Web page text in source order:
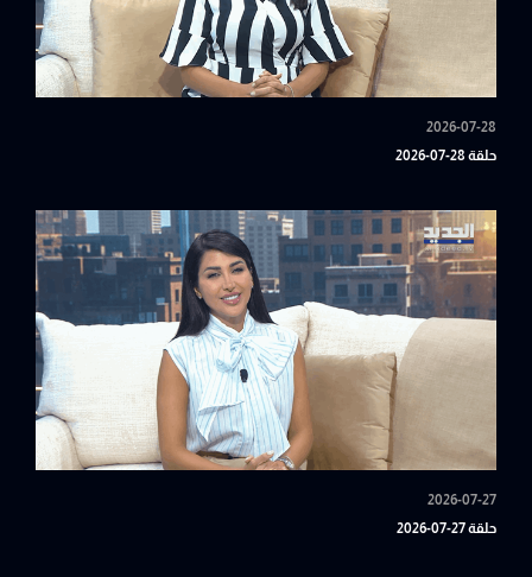
2026-07-28
حلقة 28-07-2026
2026-07-27
حلقة 27-07-2026